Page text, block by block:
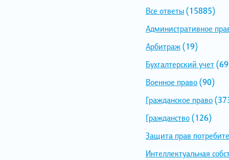
Все ответы(15885)
Административное
Арбитраж(19)
Бухгалтерский учет
Военное право(90)
Гражданское право
Гражданство(126)
Защита прав
Интеллектуальная